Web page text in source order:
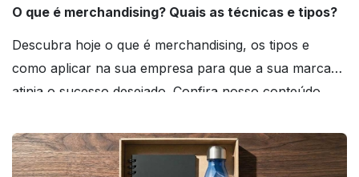
O que é merchandising? Quais as técnicas e tipos?
Descubra hoje o que é merchandising, os tipos e
como aplicar na sua empresa para que a sua marca
atinja o sucesso desejado. Confira nosso conteúdo